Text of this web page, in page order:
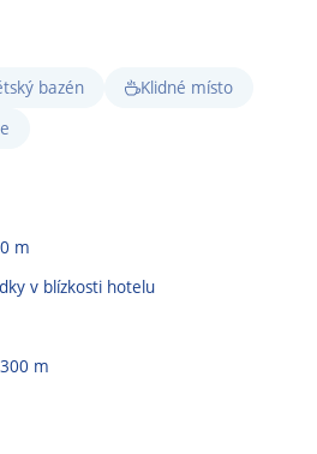
bazén
Klidné místo
m
v blízkosti hotelu
m